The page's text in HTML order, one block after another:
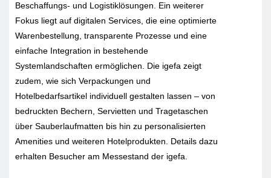
Beschaffungs- und Logistiklösungen. Ein weiterer
Fokus liegt auf digitalen Services, die eine optimierte
Warenbestellung, transparente Prozesse und eine
einfache Integration in bestehende
Systemlandschaften ermöglichen. Die igefa zeigt
zudem, wie sich Verpackungen und
Hotelbedarfsartikel individuell gestalten lassen – von
bedruckten Bechern, Servietten und Tragetaschen
über Sauberlaufmatten bis hin zu personalisierten
Amenities und weiteren Hotelprodukten. Details dazu
erhalten Besucher am Messestand der igefa.